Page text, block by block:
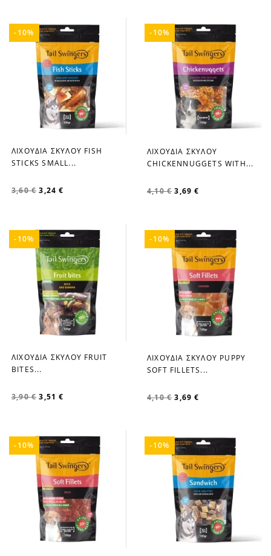
favorite_border
ΛΙΧΟΥΔΙΑ ΣΚΥΛΟΥ FISH
STICKS SMALL...
3,60 € 3,24 €
-10%
favorite_border
ΛΙΧΟΥΔΙΑ ΣΚΥΛΟΥ
CHICKENNUGGETS WITH...
4,10 € 3,69 €
-10%
favorite_border
ΛΙΧΟΥΔΙΑ ΣΚΥΛΟΥ FRUIT
BITES...
3,90 € 3,51 €
-10%
favorite_border
ΛΙΧΟΥΔΙΑ ΣΚΥΛΟΥ PUPPY
SOFT FILLETS...
4,10 € 3,69 €
-10%
-10% -10%